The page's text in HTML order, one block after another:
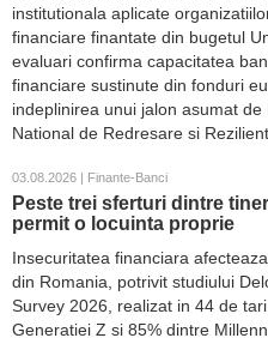
institutionala aplicate
financiare finantate din bugetul
evaluari confirma capacitatea
financiare sustinute din fonduri
indeplinirea unui jalon asumat
National de Redresare si
03.08.2026 | Finante-Banci
Peste trei sferturi dintre
permit o locuinta proprie
Insecuritatea financiara
din Romania, potrivit studiului
Survey 2026, realizat in 44 de
Generatiei Z si 85% dintre